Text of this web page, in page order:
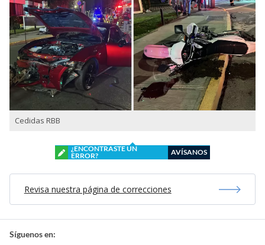
Cedidas RBB
¿ENCONTRASTE UN
ERROR?
AVÍSANOS
Revisa nuestra página de correcciones
Síguenos en: